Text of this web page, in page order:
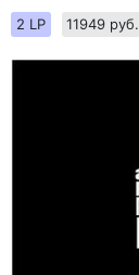
2 LP
11949 руб.